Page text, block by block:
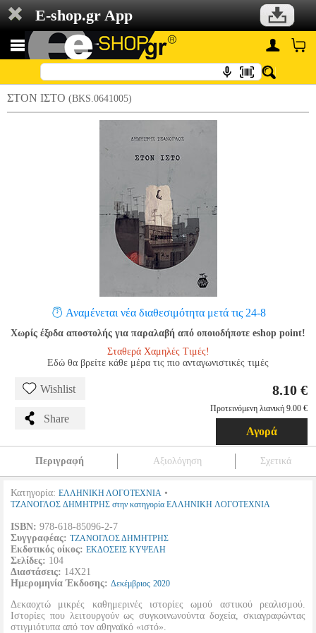
E-shop.gr App
ΣΤΟΝ ΙΣΤΟ (BKS.0641005)
Αναμένεται νέα διαθεσιμότητα μετά τις 24-8
Χωρίς έξοδα αποστολής για παραλαβή από οποιοδήποτε eshop point!
Σταθερά Χαμηλές Τιμές!
Εδώ θα βρείτε κάθε μέρα τις πιο ανταγωνιστικές τιμές
Wishlist
Share
8.10 €
Προτεινόμενη λιανική 9.00 €
Αγορά
Περιγραφή Αξιολόγηση Σχετικά
Κατηγορία: ΕΛΛΗΝΙΚΗ ΛΟΓΟΤΕΧΝΙΑ •
ΤΖΑΝΟΓΛΟΣ ΔΗΜΗΤΡΗΣ στην κατηγορία ΕΛΛΗΝΙΚΗ ΛΟΓΟΤΕΧΝΙΑ
ISBN: 978-618-85096-2-7
Συγγραφέας: ΤΖΑΝΟΓΛΟΣ ΔΗΜΗΤΡΗΣ
Εκδοτικός οίκος: ΕΚΔΟΣΕΙΣ ΚΥΨΕΛΗ
Σελίδες: 104
Διαστάσεις: 14Χ21
Ημερομηνία Έκδοσης: Δεκέμβριος 2020
Δεκαοχτώ μικρές καθημερινές ιστορίες ωμού αστικού ρεαλισμού.
Ιστορίες που λειτουργούν ως συγκοινωνούντα δοχεία, σκιαγραφώντας
στιγμιότυπα από τον αθηναϊκό «ιστό».